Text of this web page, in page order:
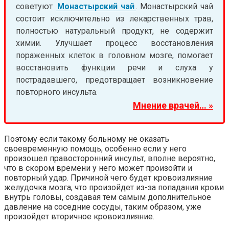
советуют
Монастырский чай. Монастырский чай
состоит исключительно из лекарственных трав,
полностью натуральный продукт, не содержит
химии. Улучшает процесс восстановления
пораженных клеток в головном мозге, помогает
восстановить функции речи и слуха у
пострадавшего, предотвращает возникновение
повторного инсульта.
Мнение врачей… »
Поэтому если такому больному не оказать
своевременную помощь, особенно если у него
произошел правосторонний инсульт, вполне вероятно,
что в скором времени у него может произойти и
повторный удар. Причиной чего будет кровоизлияние
желудочка мозга, что произойдет из-за попадания крови
внутрь головы, создавая тем самым дополнительное
давление на соседние сосуды, таким образом, уже
произойдет вторичное кровоизлияние.